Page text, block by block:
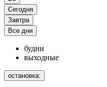
Сегодня
Завтра
Все дни
будни
выходные
остановка: